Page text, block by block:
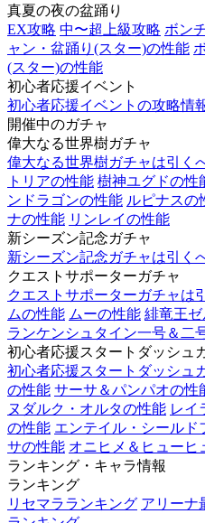
真夏の夜の盆踊り
EX攻略 中〜超上級攻略 ボン
ャン・盆踊り(スター)の性能
(スター)の性能
初心者応援イベント
初心者応援イベントの攻略情
開催中のガチャ
偉大なる世界樹ガチャ
偉大なる世界樹ガチャは引く
トリアの性能 樹神ユグドの性
ンドラゴンの性能 ルピナスの
ナの性能 リンレイの性能
新シーズン記念ガチャ
新シーズン記念ガチャは引く
クエストサポーターガチャ
クエストサポーターガチャは
ムの性能 ムーの性能 緋竜王
ランケンシュタイン一号＆二
初心者応援スタートダッシュ
初心者応援スタートダッシュ
の性能 サーサ＆パンパオの性
ヌダルク・オルタの性能 レイ
の性能 エンテイル・シールド
サの性能 オニヒメ＆ヒューヒ
ランキング・キャラ情報
ランキング
リセマラランキング アリーナ